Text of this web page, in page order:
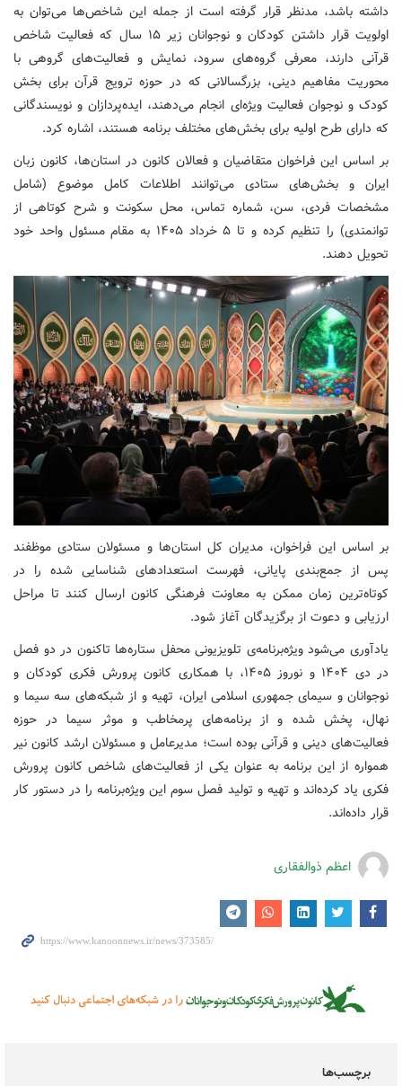
داشته باشد، مدنظر قرار گرفته است از جمله این شاخص‌ها می‌توان به
اولویت قرار داشتن کودکان و نوجوانان زیر ۱۵ سال که فعالیت شاخص
قرآنی دارند، معرفی گروه‌های سرود، نمایش و فعالیت‌های گروهی با
محوریت مفاهیم دینی، بزرگسالانی که در حوزه ترویج قرآن برای بخش
کودک و نوجوان فعالیت ویژه‌ای انجام می‌دهند، ایده‌پردازان و نویسندگانی
که دارای‌ طرح اولیه برای بخش‌های مختلف برنامه هستند، اشاره کرد.
بر اساس این فراخوان متقاضیان و فعالان کانون در استان‌ها، کانون زبان
ایران و بخش‌های ستادی می‌توانند اطلاعات کامل موضوع (شامل
مشخصات فردی، سن، شماره تماس، محل سکونت و شرح کوتاهی از
توانمندی) را تنظیم کرده و تا ۵ خرداد ۱۴۰۵ به مقام مسئول واحد خود
تحویل دهند.
بر اساس این فراخوان، مدیران کل استان‌ها و مسئولان ستادی موظفند
پس از جمع‌بندی پایانی، فهرست استعدادهای شناسایی شده را در
کوتاه‌ترین زمان ممکن به معاونت فرهنگی کانون ارسال کنند تا مراحل
ارزیابی و دعوت از برگزیدگان آغاز شود.
یادآوری می‌شود ویژه‌برنامه‌ی تلویزیونی محفل ستاره‌ها تاکنون در دو فصل
در دی ۱۴۰۴ و نوروز ۱۴۰۵، با همکاری کانون پرورش فکری کودکان و
نوجوانان و سیمای جمهوری اسلامی ایران، تهیه و از شبکه‌های سه سیما و
نهال، پخش شده و از برنامه‌های پرمخاطب و موثر سیما در حوزه
فعالیت‌های دینی و قرآنی بوده است؛ مدیرعامل و مسئولان ارشد کانون نیر
همواره از این برنامه به عنوان یکی از فعالیت‌های شاخص کانون پرورش
فکری یاد کرده‌اند و تهیه و تولید فصل سوم این ویژه‌برنامه را در دستور کار
قرار داده‌اند.
اعظم ذوالفقاری
برچسب‌ها